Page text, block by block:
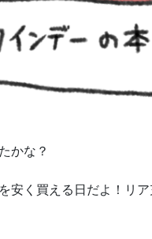
かな？
安く買える日だよ！リ